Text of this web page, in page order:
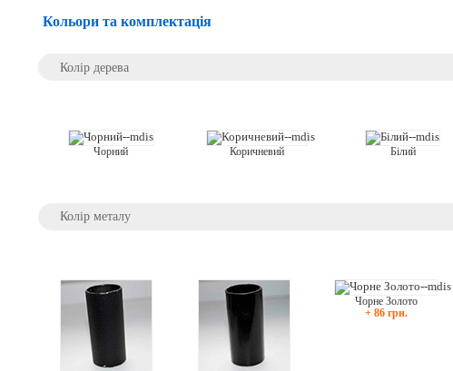
Кольори та комплектація
Колір дерева
Чорний Коричневий Білий
Колір металу
Чорне Золото
+ 86 грн.